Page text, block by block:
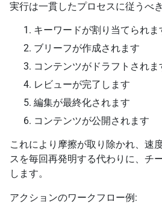
実行は一貫したプロセスに従うべ
キーワードが割り当てられま
ブリーフが作成されます
コンテンツがドラフトされま
レビューが完了します
編集が最終化されます
コンテンツが公開されます
これにより摩擦が取り除かれ、速
スを毎回再発明する代わりに、チ
します。
アクションのワークフロー例: